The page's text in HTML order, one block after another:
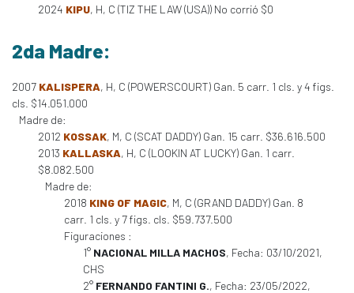
2024 KIPU, H, C (TIZ THE LAW (USA)) No corrió $0
2da Madre:
2007 KALISPERA, H, C (POWERSCOURT) Gan. 5 carr. 1 cls. y 4 figs.
cls. $14.051.000
Madre de:
2012 KOSSAK, M, C (SCAT DADDY) Gan. 15 carr. $36.616.500
2013 KALLASKA, H, C (LOOKIN AT LUCKY) Gan. 1 carr.
$8.082.500
Madre de:
2018 KING OF MAGIC, M, C (GRAND DADDY) Gan. 8
carr. 1 cls. y 7 figs. cls. $59.737.500
Figuraciones :
1° NACIONAL MILLA MACHOS, Fecha: 03/10/2021,
CHS
2° FERNANDO FANTINI G., Fecha: 23/05/2022,